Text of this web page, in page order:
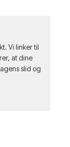
Vi linker til
at dine
slid og